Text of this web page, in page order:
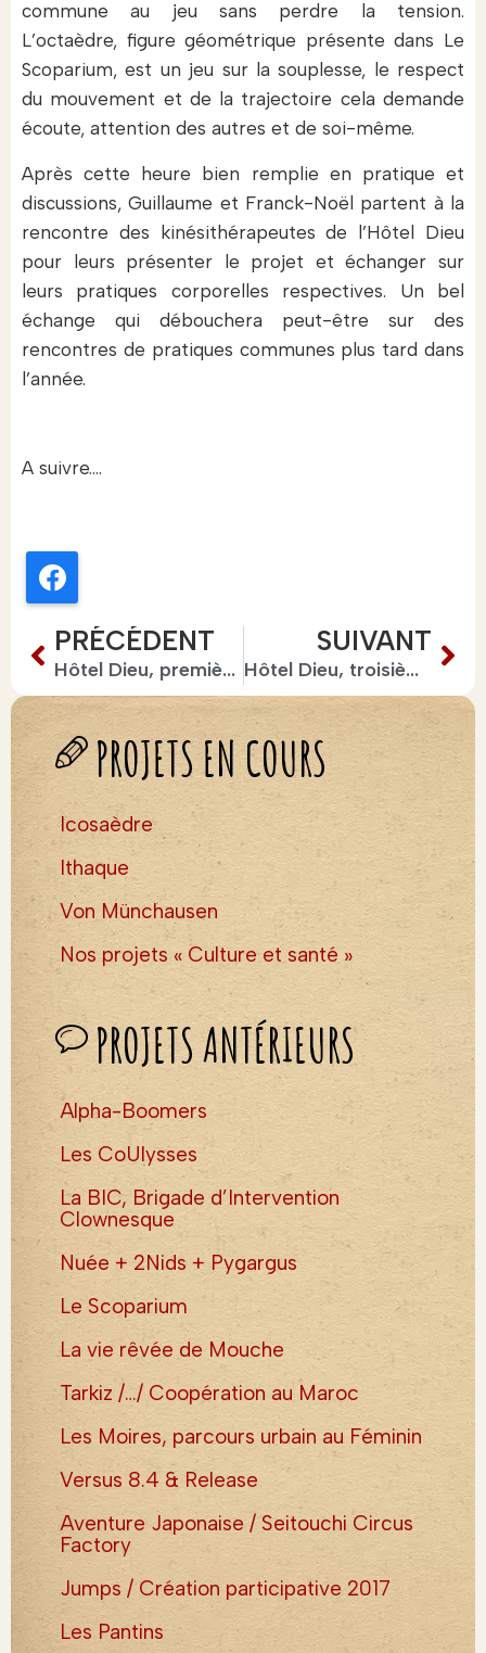
commune au jeu sans perdre la tension.
L’octaèdre, figure géométrique présente dans Le
Scoparium, est un jeu sur la souplesse, le respect
du mouvement et de la trajectoire cela demande
écoute, attention des autres et de soi-même.
Après cette heure bien remplie en pratique et
discussions, Guillaume et Franck-Noël partent à la
rencontre des kinésithérapeutes de l’Hôtel Dieu
pour leurs présenter le projet et échanger sur
leurs pratiques corporelles respectives. Un bel
échange qui débouchera peut-être sur des
rencontres de pratiques communes plus tard dans
l’année.
A suivre….
PRÉCÉDENT
Hôtel Dieu, première !
SUIVANT
Hôtel Dieu, troisième !
PROJETS EN COURS
Icosaèdre
Ithaque
Von Münchausen
Nos projets « Culture et santé »
PROJETS ANTÉRIEURS
Alpha-Boomers
Les CoUlysses
La BIC, Brigade d’Intervention
Clownesque
Nuée + 2Nids + Pygargus
Le Scoparium
La vie rêvée de Mouche
Tarkiz /…/ Coopération au Maroc
Les Moires, parcours urbain au Féminin
Versus 8.4 & Release
Aventure Japonaise / Seitouchi Circus
Factory
Jumps / Création participative 2017
Les Pantins